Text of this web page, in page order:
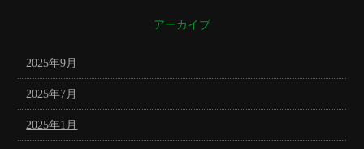
アーカイブ
2025年9月
2025年7月
2025年1月